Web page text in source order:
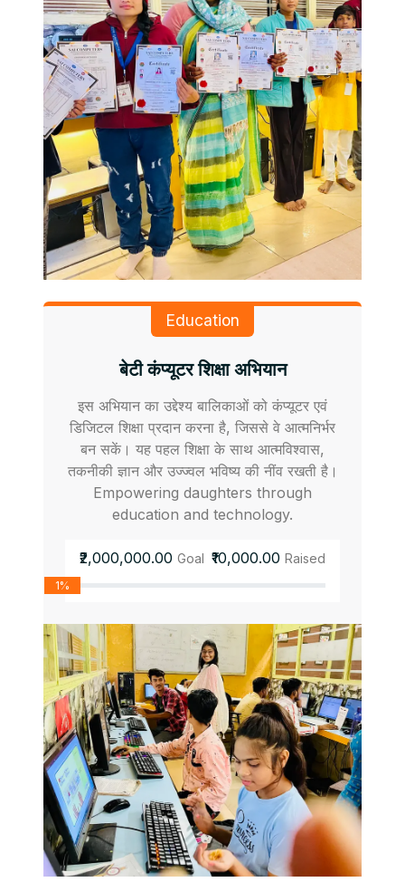
Education
बेटी कंप्यूटर शिक्षा अभियान
इस अभियान का उद्देश्य बालिकाओं को कंप्यूटर एवं
डिजिटल शिक्षा प्रदान करना है, जिससे वे आत्मनिर्भर
बन सकें। यह पहल शिक्षा के साथ आत्मविश्वास,
तकनीकी ज्ञान और उज्ज्वल भविष्य की नींव रखती है।
Empowering daughters through
education and technology.
₹2,000,000.00 Goal ₹10,000.00 Raised
1%